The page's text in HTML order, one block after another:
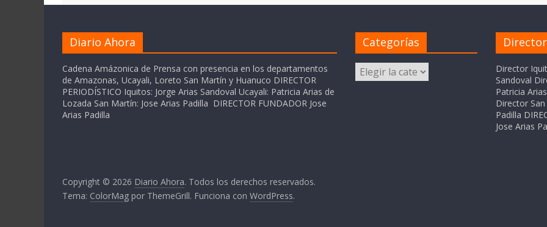
Diario Ahora
Cadena Amázonica de Prensa con presencia en los departamentos
de Amazonas, Ucayali, Loreto San Martín y Huanuco DIRECTOR
PERIODÍSTICO Iquitos: Jorge Arias Sandoval Ucayali: Patricia Arias de
Lozada San Martín: Jose Arias Padilla DIRECTOR FUNDADOR Jose
Arias Padilla
Categorías
Categorías
Director
Sandoval
Patricia
Director
Padilla
Jose Arias
Copyright © 2026 Diario Ahora. Todos los derechos reservados.
Tema: ColorMag por ThemeGrill. Funciona con WordPress.